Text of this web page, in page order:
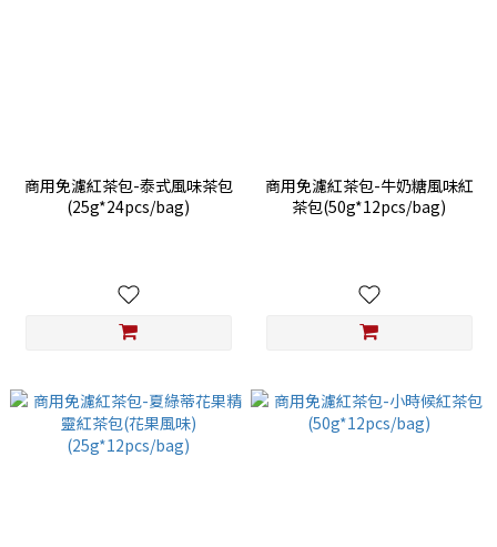
商用免濾紅茶包-泰式風味茶包
(25g*24pcs/bag)
商用免濾紅茶包-牛奶糖風味紅
茶包(50g*12pcs/bag)